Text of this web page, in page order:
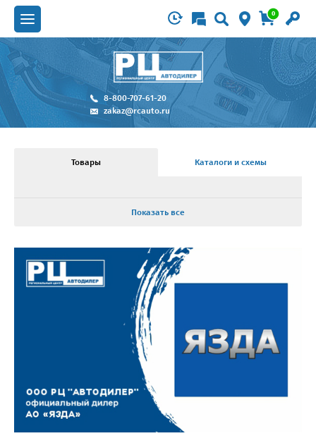
0
8-800-707-61-20
zakaz@rcauto.ru
Товары Каталоги и схемы
Показать все